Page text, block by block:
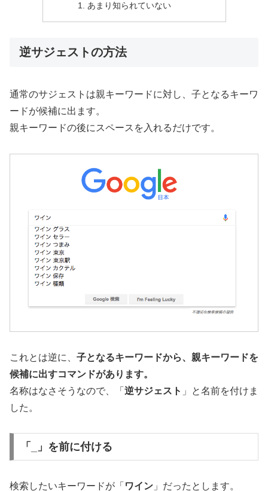
あまり知られていない
逆サジェストの方法
通常のサジェストは親キーワードに対し、子となるキーワ
ードが候補に出ます。
親キーワードの後にスペースを入れるだけです。
これとは逆に、 子となるキーワードから、親キーワードを
候補に出すコマンドがあります。
名称はなさそうなので、「 逆サジェスト 」と名前を付けま
した。
「_」を前に付ける
検索したいキーワードが「 ワイン 」だったとします。